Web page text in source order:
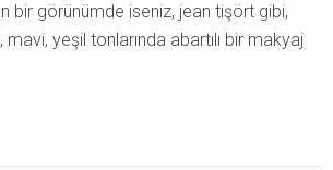
bir görünümde iseniz, jean tişört gibi,
mavi, yeşil tonlarında abartılı bir makyaj